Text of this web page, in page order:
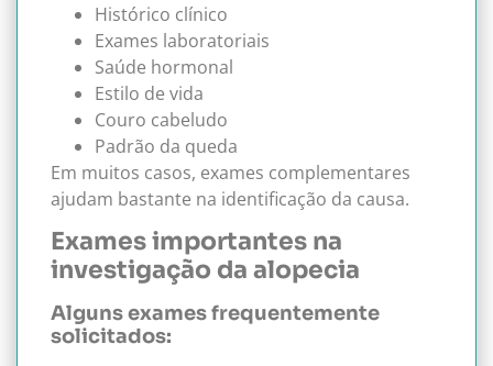
Histórico clínico
Exames laboratoriais
Saúde hormonal
Estilo de vida
Couro cabeludo
Padrão da queda
Em muitos casos, exames complementares
ajudam bastante na identificação da causa.
Exames importantes na
investigação da alopecia
Alguns exames frequentemente
solicitados: